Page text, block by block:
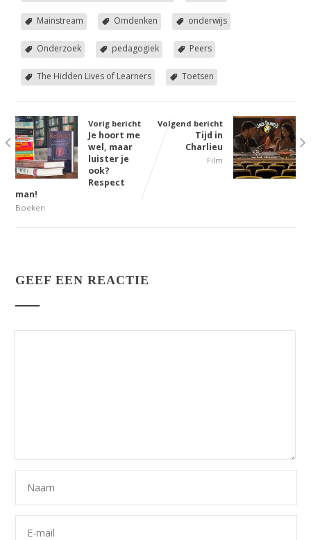
Mainstream Omdenken onderwijs
Onderzoek pedagogiek Peers
The Hidden Lives of Learners Toetsen
Vorig bericht
Je hoort me
wel, maar
luister je
ook?
Respect
man!
Boeken
Volgend bericht
Tijd in
Charlieu
Film
GEEF EEN REACTIE